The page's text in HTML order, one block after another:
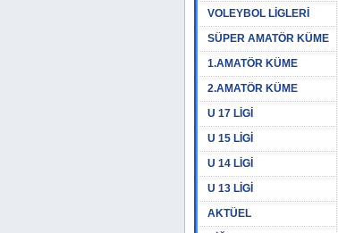
VOLEYBOL LİGLERİ
SÜPER AMATÖR KÜME
1.AMATÖR KÜME
2.AMATÖR KÜME
U 17 LİGİ
U 15 LİGİ
U 14 LİGİ
U 13 LİGİ
AKTÜEL